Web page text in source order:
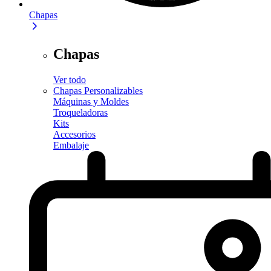
Chapas
Chapas
Ver todo
Chapas Personalizables
Máquinas y Moldes
Troqueladoras
Kits
Accesorios
Embalaje